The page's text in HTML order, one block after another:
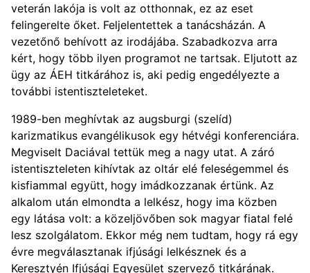
veterán lakója is volt az otthonnak, ez az eset
felingerelte őket. Feljelentettek a tanácsházán. A
vezetőnő behívott az irodájába. Szabadkozva arra
kért, hogy több ilyen programot ne tartsak. Eljutott az
ügy az ÁEH titkárához is, aki pedig engedélyezte a
további istentiszteleteket.
1989-ben meghívtak az augsburgi (szelíd)
karizmatikus evangélikusok egy hétvégi konferenciára.
Megviselt Daciával tettük meg a nagy utat. A záró
istentiszteleten kihívtak az oltár elé feleségemmel és
kisfiammal együtt, hogy imádkozzanak értünk. Az
alkalom után elmondta a lelkész, hogy ima közben
egy látása volt: a közeljövőben sok magyar fiatal felé
lesz szolgálatom. Ekkor még nem tudtam, hogy rá egy
évre megválasztanak ifjúsági lelkésznek és a
Keresztyén Ifjúsági Egyesület szervező titkárának.